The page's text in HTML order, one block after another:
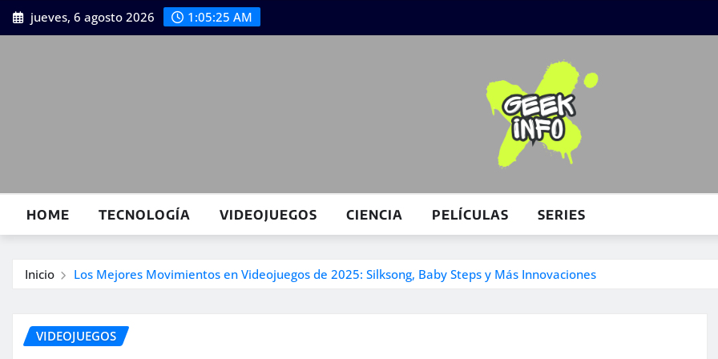
Saltar
al
jueves, 6 agosto 2026 1:05:27 AM
HOME TECNOLOGÍA VIDEOJUEGOS CIENCIA PELÍCULAS SERIES
Inicio Los Mejores Movimientos en Videojuegos de 2025: Silksong, Baby Steps y Más Innovaciones
VIDEOJUEGOS